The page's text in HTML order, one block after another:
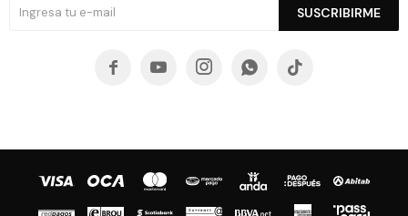
SUSCRIBIRME
    